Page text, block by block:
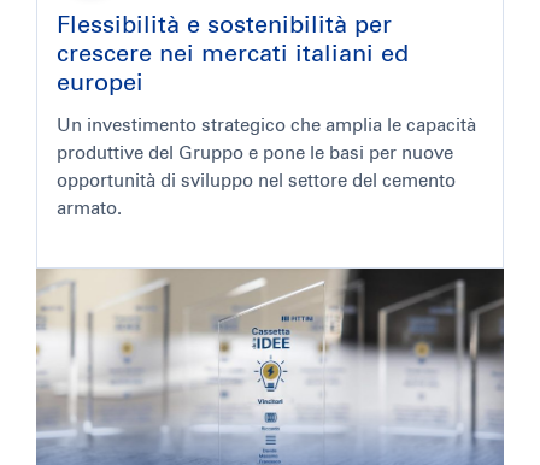
Flessibilità e sostenibilità per
crescere nei mercati italiani ed
europei
Un investimento strategico che amplia le capacità
produttive del Gruppo e pone le basi per nuove
opportunità di sviluppo nel settore del cemento
armato.